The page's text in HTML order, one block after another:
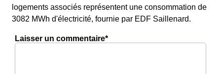
logements associés représentent une consommation de
3082 MWh d'électricité, fournie par EDF Saillenard.
Laisser un commentaire*